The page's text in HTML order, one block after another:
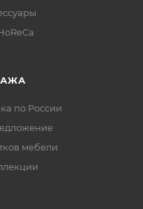
по России
мебели